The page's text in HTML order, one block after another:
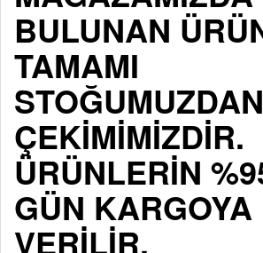
BULUNAN
TAMAMI
ÇEKİMİMİZDİR.
ÜRÜNLERİN
GÜN KARGOYA
VERİLİR.